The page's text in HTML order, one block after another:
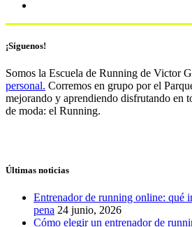
¡Síguenos!
Somos la Escuela de Running de Victor
personal. Corremos en grupo por el
mejorando y aprendiendo disfrutando en
de moda: el Running.
Últimas noticias
Entrenador de running online: qué
pena 24 junio, 2026
Cómo elegir un entrenador de